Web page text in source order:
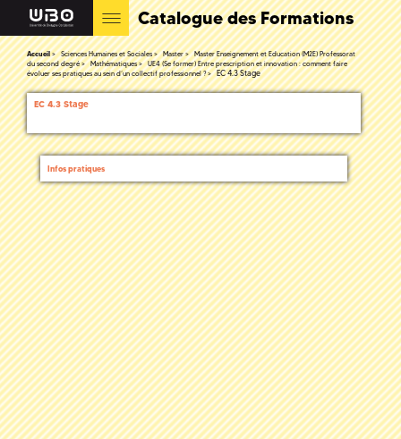
Catalogue des Formations
Accueil Sciences Humaines et Sociales Master
Master Enseignement et Education (M2E) Professorat
du second degré
Mathématiques
UE4 (Se former) Entre prescription et innovation : comment faire
évoluer ses pratiques au sein d’un collectif professionnel ?
EC 4.3 Stage
EC 4.3 Stage
Infos pratiques